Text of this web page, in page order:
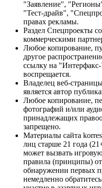
"Заявление",
"Тест-драйв",
правах рекламы.
Раздел Спецпроекты
коммерческими
Любое копирование,
другое
ссылку на
воспрещается.
Владелец веб-
является автор
Любое копирование,
фотографий и/или
принадлежащих
запрещено.
Материалы сайта
лиц старше 21 года
может вызвать
правила (принципы)
обнаружении первых
немедленно